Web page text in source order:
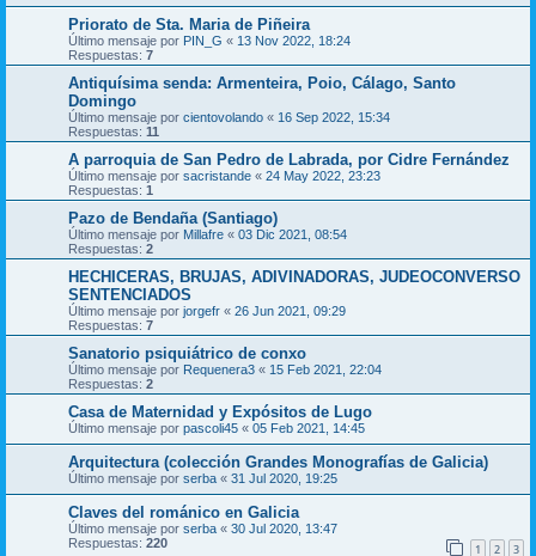
Priorato de Sta. Maria de Piñeira
Último mensaje por PIN_G « 13 Nov 2022, 18:24
Respuestas: 7
Antiquísima senda: Armenteira, Poio, Cálago, Santo
Domingo
Último mensaje por cientovolando « 16 Sep 2022, 15:34
Respuestas: 11
A parroquia de San Pedro de Labrada, por Cidre Fernández
Último mensaje por sacristande « 24 May 2022, 23:23
Respuestas: 1
Pazo de Bendaña (Santiago)
Último mensaje por Millafre « 03 Dic 2021, 08:54
Respuestas: 2
HECHICERAS, BRUJAS, ADIVINADORAS, JUDEOCONVERSO
SENTENCIADOS
Último mensaje por jorgefr « 26 Jun 2021, 09:29
Respuestas: 7
Sanatorio psiquiátrico de conxo
Último mensaje por Requenera3 « 15 Feb 2021, 22:04
Respuestas: 2
Casa de Maternidad y Expósitos de Lugo
Último mensaje por pascoli45 « 05 Feb 2021, 14:45
Arquitectura (colección Grandes Monografías de Galicia)
Último mensaje por serba « 31 Jul 2020, 19:25
Claves del románico en Galicia
Último mensaje por serba « 30 Jul 2020, 13:47
Respuestas: 220 1 2 3